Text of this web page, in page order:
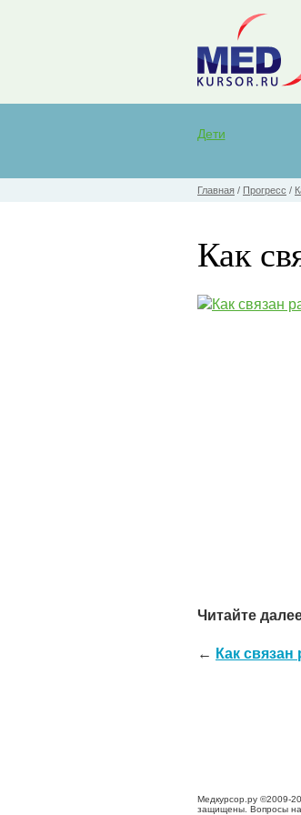
Дети
Главная / Прогресс /
Как
Читайте
← Как
Медкурсор.ру ©2009-
защищены. Вопросы